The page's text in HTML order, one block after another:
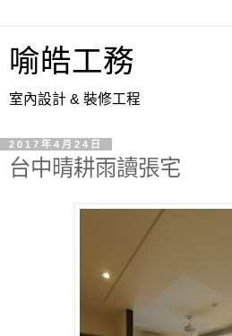
喻皓工務
室內設計 & 裝修工程
2017年4月24日
台中晴耕雨讀張宅